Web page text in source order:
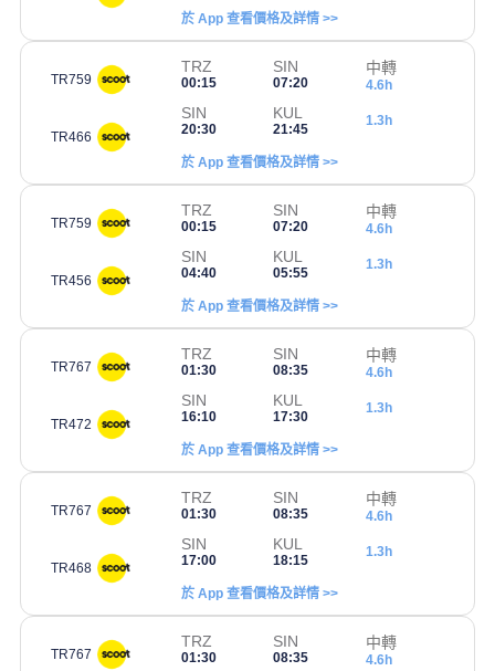
於 App 查看價格及詳情 >>
TR759
TRZ
00:15
SIN
07:20
中轉
4.6h
TR466
SIN
20:30
KUL
21:45
1.3h
於 App 查看價格及詳情 >>
TR759
TRZ
00:15
SIN
07:20
中轉
4.6h
TR456
SIN
04:40
KUL
05:55
1.3h
於 App 查看價格及詳情 >>
TR767
TRZ
01:30
SIN
08:35
中轉
4.6h
TR472
SIN
16:10
KUL
17:30
1.3h
於 App 查看價格及詳情 >>
TR767
TRZ
01:30
SIN
08:35
中轉
4.6h
TR468
SIN
17:00
KUL
18:15
1.3h
於 App 查看價格及詳情 >>
TR767
TRZ
01:30
SIN
08:35
中轉
4.6h